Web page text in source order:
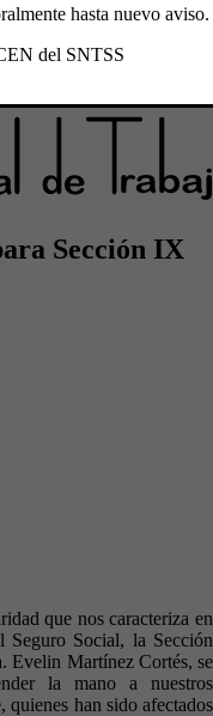
Social
hasta nuevo
del SNTSS
Sección IX
que nos caracteriza en
Seguro Social, la Sección
Evelin Martínez Cortés, se
la mano a nuestros
han sido afectados